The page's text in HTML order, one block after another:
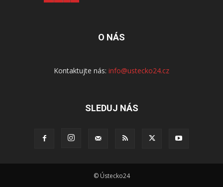
O NÁS
Kontaktujte nás: info@ustecko24.cz
SLEDUJ NÁS
© Ústecko24